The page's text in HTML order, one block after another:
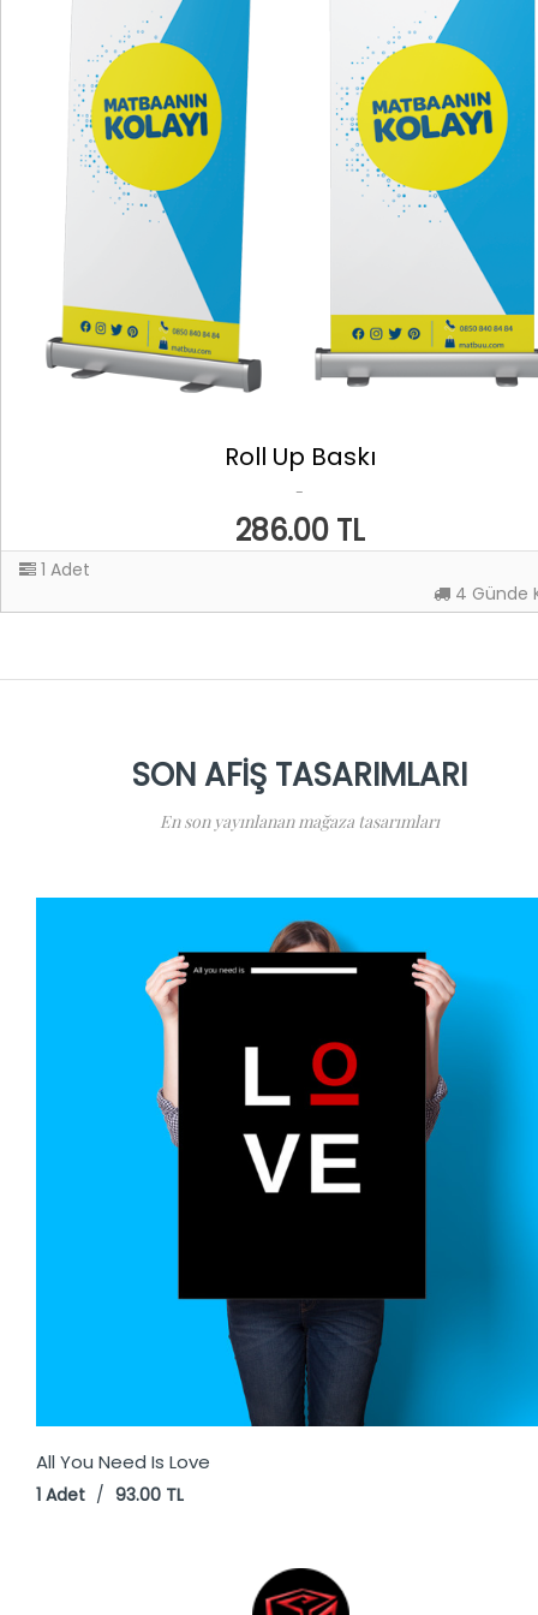
Roll Up Baskı
-
286.00 TL
1 Adet
4 Günde
SON AFIŞ TASARIMLARI
En son yayınlanan mağaza tasarımları
All You Need Is Love
1 Adet / 93.00 TL